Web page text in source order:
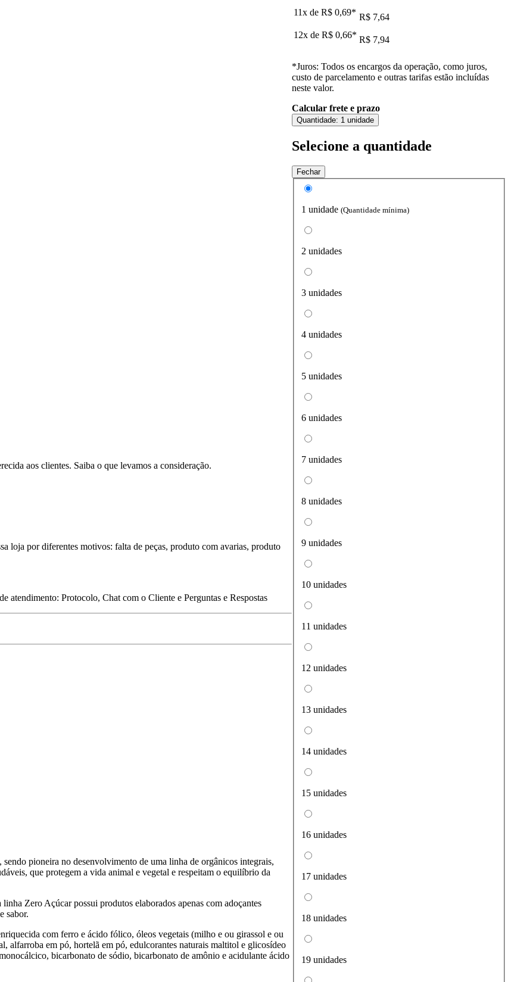
aos clientes. Saiba o que levamos a consideração.
loja por diferentes motivos: falta de peças, produto com avarias, produto
atendimento: Protocolo, Chat com o Cliente e Perguntas e Respostas
11x de R$ 0,69* R$ 7,64
12x de R$ 0,66* R$ 7,94
*Juros: Todos os encargos da operação, como juros,
custo de parcelamento e outras tarifas estão incluídas
neste valor.
Calcular frete e prazo
Quantidade: 1 unidade
Selecione a quantidade
Fechar
1 unidade (Quantidade mínima)
2 unidades
3 unidades
4 unidades
5 unidades
6 unidades
7 unidades
8 unidades
9 unidades
10 unidades
11 unidades
12 unidades
13 unidades
14 unidades
15 unidades
16 unidades
17 unidades
18 unidades
19 unidades
pioneira no desenvolvimento de uma linha de orgânicos integrais,
que protegem a vida animal e vegetal e respeitam o equilíbrio da
Zero Açúcar possui produtos elaborados apenas com adoçantes
sabor.
com ferro e ácido fólico, óleos vegetais (milho e ou girassol e ou
alfarroba em pó, hortelã em pó, edulcorantes naturais maltitol e glicosídeo
bicarbonato de sódio, bicarbonato de amônio e acidulante ácido